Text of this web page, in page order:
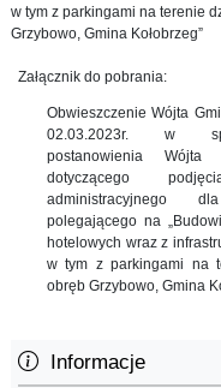
w tym z parkingami na terenie
Grzybowo, Gmina Kołobrzeg”
Załącznik do pobrania:
Obwieszczenie Wójta
02.03.2023r. w
postanowienia Wójta
dotyczącego
administracyjnego
polegającego na
hotelowych wraz z
w tym z parkingami na
obręb Grzybowo, Gmina
Informacje